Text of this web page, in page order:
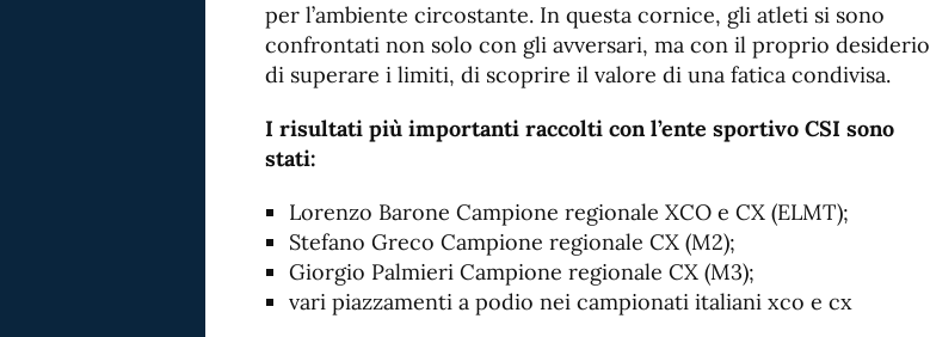
per l’ambiente circostante. In questa cornice, gli atleti si sono
confrontati non solo con gli avversari, ma con il proprio desiderio
di superare i limiti, di scoprire il valore di una fatica condivisa.
I risultati più importanti raccolti con l’ente sportivo CSI sono
stati:
Lorenzo Barone Campione regionale XCO e CX (ELMT);
Stefano Greco Campione regionale CX (M2);
Giorgio Palmieri Campione regionale CX (M3);
vari piazzamenti a podio nei campionati italiani xco e cx